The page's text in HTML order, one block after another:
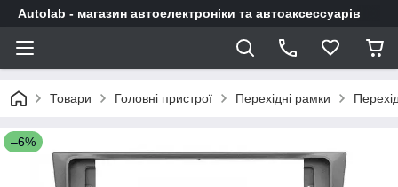
Autolab - магазин автоелектроніки та автоаксессуарів
Товари Головні пристрої Перехідні рамки
–6%